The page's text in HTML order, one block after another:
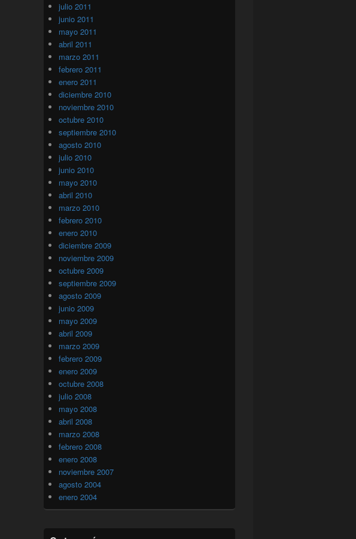
julio 2011
junio 2011
mayo 2011
abril 2011
marzo 2011
febrero 2011
enero 2011
diciembre 2010
noviembre 2010
octubre 2010
septiembre 2010
agosto 2010
julio 2010
junio 2010
mayo 2010
abril 2010
marzo 2010
febrero 2010
enero 2010
diciembre 2009
noviembre 2009
octubre 2009
septiembre 2009
agosto 2009
junio 2009
mayo 2009
abril 2009
marzo 2009
febrero 2009
enero 2009
octubre 2008
julio 2008
mayo 2008
abril 2008
marzo 2008
febrero 2008
enero 2008
noviembre 2007
agosto 2004
enero 2004